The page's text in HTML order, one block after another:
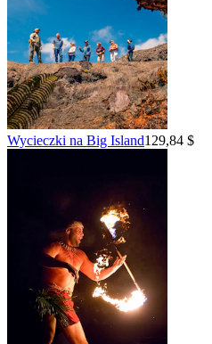
Wycieczki na Big Island129,84 $